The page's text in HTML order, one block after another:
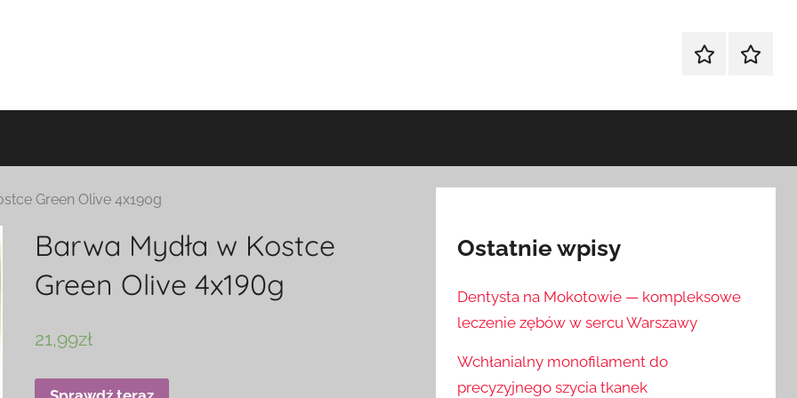
Sklep Blog
Green Olive 4x190g
Barwa Mydła w Kostce
Green Olive 4x190g
21,99zł
Ostatnie wpisy
Dentysta na Mokotowie — kompleksowe
leczenie zębów w sercu Warszawy
Wchłanialny monofilament do
precyzyjnego szycia tkanek